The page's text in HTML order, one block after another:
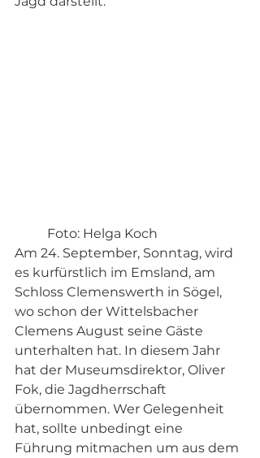
	Foto: Helga Koch
Am 24. September, Sonntag, wird
es kurfürstlich im Emsland, am
Schloss Clemenswerth in Sögel,
wo schon der Wittelsbacher
Clemens August seine Gäste
unterhalten hat. In diesem Jahr
hat der Museumsdirektor, Oliver
Fok, die Jagdherrschaft
übernommen. Wer Gelegenheit
hat, sollte unbedingt eine
Führung mitmachen um aus dem